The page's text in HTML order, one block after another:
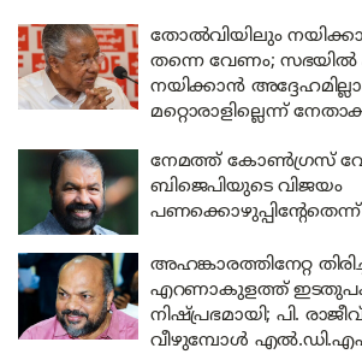
തോൽവിയിലും
തന്നെ വേണം;
നയിക്കാൻ
മറ്റൊരാളില്ലെന്ന്
നേമത്ത് കോൺഗ്രസ്
ബിജെപിയുടെ വിജയം
പണക്കൊഴുപ്പിന്റേതെന്ന്
അഹങ്കാരത്തിനേറ്റ
എറണാകുളത്ത്
നിഷ്പ്രഭമായി; പി.
വീഴുമ്പോൾ